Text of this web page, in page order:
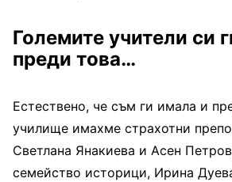
Големите учители си
преди това…
Естествено, че съм ги имала и
училище имахме страхотни
Светлана Янакиева и Асен
семейство историци, Ирина